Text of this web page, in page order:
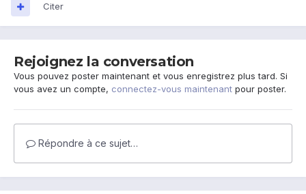
Citer
Rejoignez la conversation
Vous pouvez poster maintenant et vous enregistrez plus tard. Si
vous avez un compte, connectez-vous maintenant pour poster.
Répondre à ce sujet…